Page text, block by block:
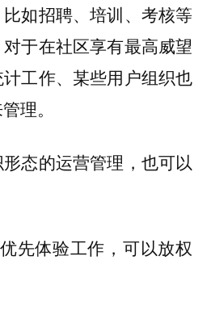
如招聘、培训、考核等
于在社区享有最高威望
工作、某些用户组织也
理。
态的运营管理，也可以
先体验工作，可以放权